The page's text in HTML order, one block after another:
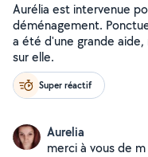
Aurélia est intervenue
déménagement.
a été d'une grande
sur elle.
Super réactif
Aurelia
merci à vous de